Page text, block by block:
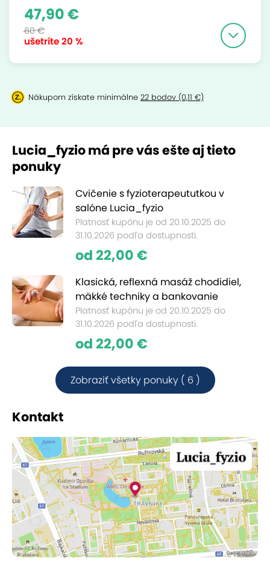
ušetríte20 %
47,90 €
60 €
Nákupom získate minimálne 22 bodov (0,11 €)
Lucia_fyzio má pre vás ešte aj tieto
ponuky
Cvičenie s fyzioterapeututkou v
salóne Lucia_fyzio
Platnosť kupónu je od 20.10.2025 do
31.10.2026 podľa dostupnosti.
od 22,00 €
Klasická, reflexná masáž chodidiel,
mäkké techniky a bankovanie
Platnosť kupónu je od 20.10.2025 do
31.10.2026 podľa dostupnosti.
od 22,00 €
Zobraziť všetky ponuky ( 6 )
Kontakt